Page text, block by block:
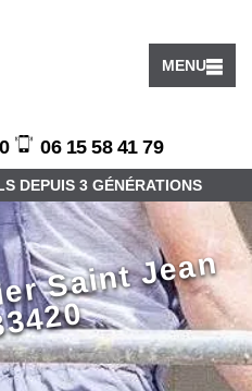
MENU
06 15 58 41 79
DEPUIS 3 GÉNÉRATIONS
f